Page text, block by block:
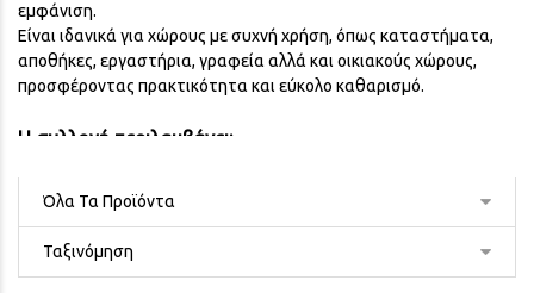
εμφάνιση.
Είναι ιδανικά για χώρους με συχνή χρήση, όπως καταστήματα,
αποθήκες, εργαστήρια, γραφεία αλλά και οικιακούς χώρους,
προσφέροντας πρακτικότητα και εύκολο καθαρισμό.
Η συλλογή περιλαμβάνει:
Small Coinsσε μπλε και μπεζ, με ανάγλυφη υφή.
PVC Bolle με χαρακτηριστική επιφάνεια “